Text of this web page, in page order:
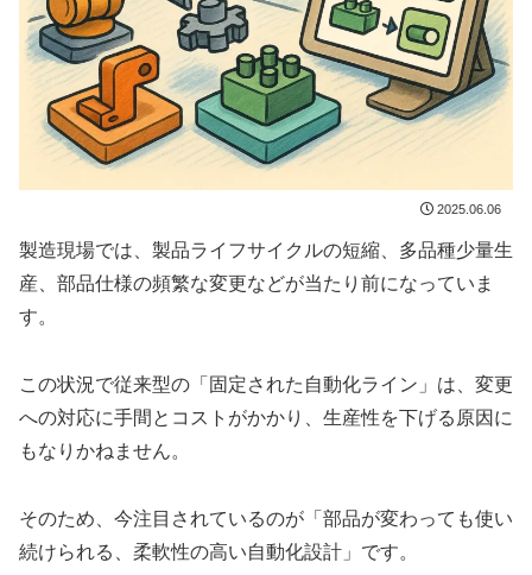
2025.06.06
製造現場では、製品ライフサイクルの短縮、多品種少量生
産、部品仕様の頻繁な変更などが当たり前になっていま
す。
この状況で従来型の「固定された自動化ライン」は、変更
への対応に手間とコストがかかり、生産性を下げる原因に
もなりかねません。
そのため、今注目されているのが「部品が変わっても使い
続けられる、柔軟性の高い自動化設計」です。